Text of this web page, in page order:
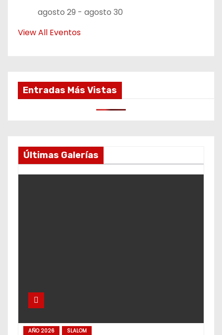
agosto 29 - agosto 30
View All Eventos
Entradas Más Vistas
Últimas Galerías
AÑO 2026 SLALOM